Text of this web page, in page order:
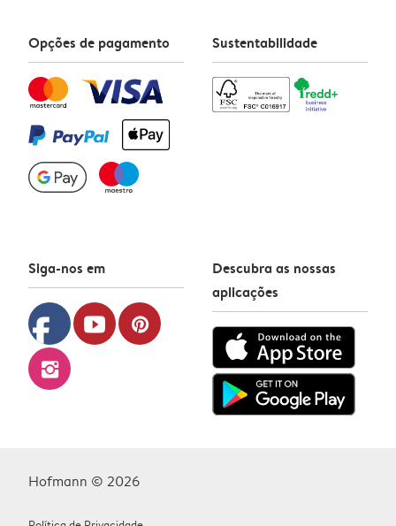
Opções de pagamento Sustentabilidade
Siga-nos em
facebook youtube pinterest
instagram
Descubra as nossas
aplicações
Hofmann © 2026